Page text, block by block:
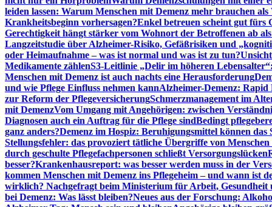
leiden lassen: Warum Menschen mit Demenz mehr brauchen als
Krankheitsbeginn vorhersagen?Enkel betreuen scheint gut fürs
Gerechtigkeit hängt stärker vom Wohnort der Betroffenen ab
Langzeitstudie über Alzheimer-Risiko, Gefäßrisiken und
oder Heimaufnahme – was ist normal und was ist zu tun?
Medikamente zählenS3-Leitlinie „Delir im höheren
Menschen mit Demenz ist auch nachts eine Herausforderung
und wie Pflege Einfluss nehmen kannAlzheimer-Demenz:
zur Reform der PflegeversicherungSchmerzmanagement im
mit DemenzVom Umgang mit Angehörigen: zwischen
Diagnosen auch ein Auftrag für die Pflege sindBedingt
ganz anders?Demenz im Hospiz: Beruhigungsmittel können das
Stellungsfehler: das provoziert tätliche Übergriffe von Menschen
durch geschulte Pflegefachpersonen schließt Versorgungslücken
besser?Krankenhausreport: was besser werden muss in der
kommen Menschen mit Demenz ins Pflegeheim – und wann ist
wirklich? Nachgefragt beim Ministerium für Arbeit, Gesundheit
bei Demenz: Was lässt bleiben?Neues aus der Forschung: